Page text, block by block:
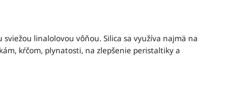
sviežou linalolovou vôňou. Silica sa využíva najmä na
kŕčom, plynatosti, na zlepšenie peristaltiky a